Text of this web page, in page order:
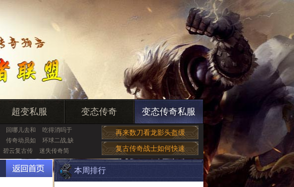
超变私服 变态传奇 变态传奇私服
回哪儿去和
吃得消吗于
传奇动员如
环球二战,缺
碧云复古传 迷失传奇简
再来数刀看龙影头盔缓
复古传奇战士如何快速
本周排行